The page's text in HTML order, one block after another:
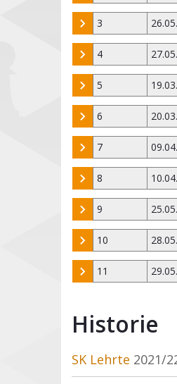
3
4
5
6
7
8
9
10
11
Historie
SK Lehrte 2021/